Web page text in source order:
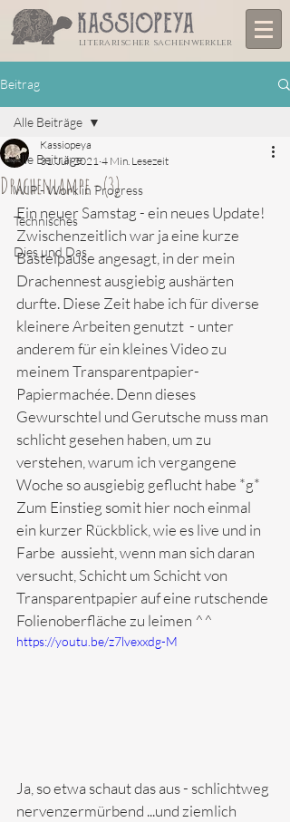
literarischer sachenwerkler
Beitrag
Alle Beiträge
WIP - Work in Progress
Technisches
Dies und Das
Alle Beiträge
Drachenlampe - (3)
Kassiopeya
31. Juli 2021 4 Min. Lesezeit
Ein neuer Samstag - ein neues Update!
Zwischenzeitlich war ja eine kurze
Bastelpause angesagt, in der mein
Drachennest ausgiebig aushärten
durfte. Diese Zeit habe ich für diverse
kleinere Arbeiten genutzt  - unter
anderem für ein kleines Video zu
meinem Transparentpapier-
Papiermachée. Denn dieses
Gewurschtel und Gerutsche muss man
schlicht gesehen haben, um zu
verstehen, warum ich vergangene
Woche so ausgiebig geflucht habe *g*
Zum Einstieg somit hier noch einmal
ein kurzer Rückblick, wie es live und in
Farbe  aussieht, wenn man sich daran
versucht, Schicht um Schicht von
Transparentpapier auf eine rutschende
Folienoberfläche zu leimen ^^
https://youtu.be/z7lvexxdg-M
Ja, so etwa schaut das aus - schlichtweg
nervenzermürbend ...und ziemlich